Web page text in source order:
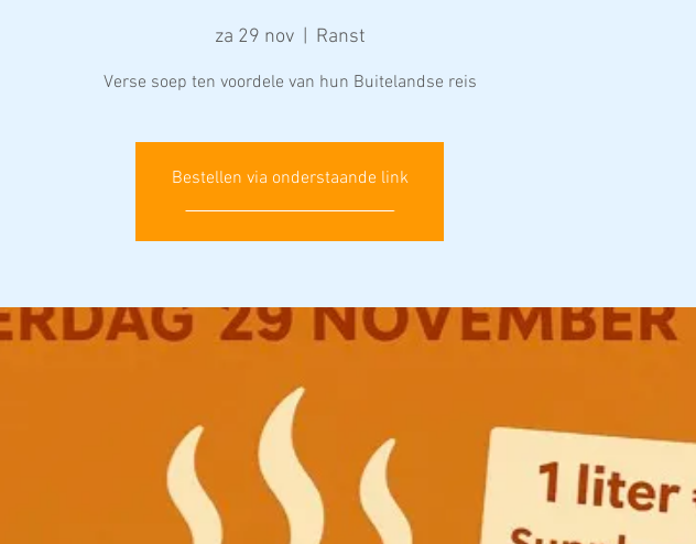
za 29 nov
  |
Ranst
Verse soep ten voordele van hun Buitelandse reis
Bestellen via onderstaande link
___________________________